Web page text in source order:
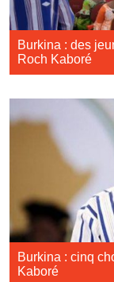
Burkina : des
Roch Kaboré
Burkina : cinq
Kaboré